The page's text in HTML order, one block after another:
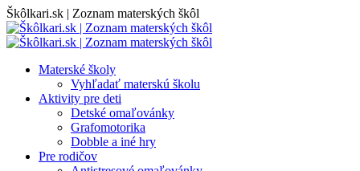
Skip
to
content
Škôlkari.sk | Zoznam materských škôl
Materské školy
Vyhľadať materskú školu
Aktivity pre deti
Detské omaľovánky
Grafomotorika
Dobble a iné hry
Pre rodičov